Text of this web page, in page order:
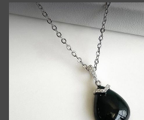
Skip
to
the